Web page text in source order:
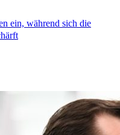
ein, während sich die